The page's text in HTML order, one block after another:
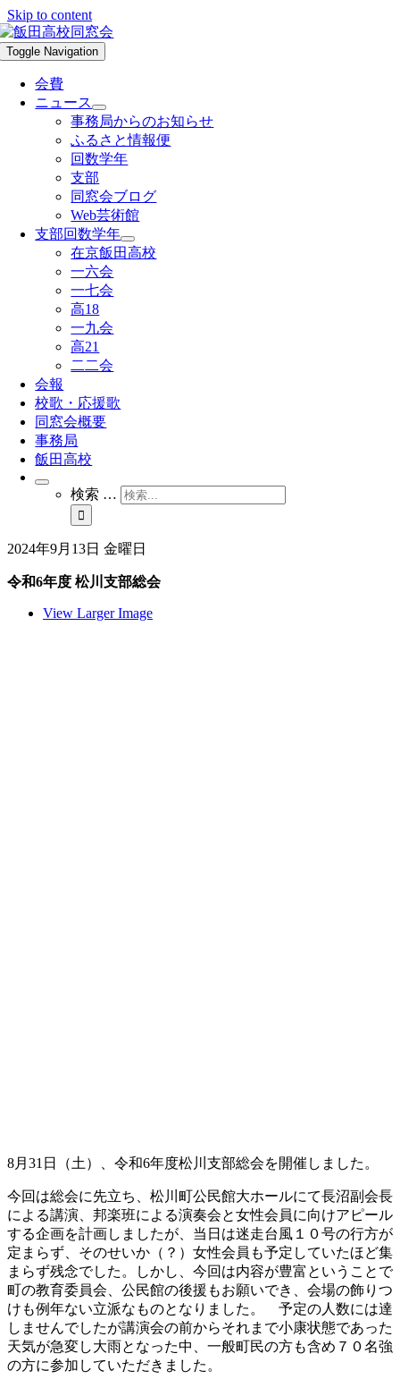
Skip to content
Toggle Navigation
会費
ニュース
事務局からのお知らせ
ふるさと情報便
回数学年
支部
同窓会ブログ
Web芸術館
支部回数学年
在京飯田高校
一六会
一七会
高18
一九会
高21
二二会
会報
校歌・応援歌
同窓会概要
事務局
飯田高校
検索 …
2024年9月13日 金曜日
令和6年度 松川支部総会
View Larger Image
8月31日（土）、令和6年度松川支部総会を開催しました。
今回は総会に先立ち、松川町公民館大ホールにて長沼副会長
による講演、邦楽班による演奏会と女性会員に向けアピール
する企画を計画しましたが、当日は迷走台風１０号の行方が
定まらず、そのせいか（？）女性会員も予定していたほど集
まらず残念でした。しかし、今回は内容が豊富ということで
町の教育委員会、公民館の後援もお願いでき、会場の飾りつ
けも例年ない立派なものとなりました。 予定の人数には達
しませんでしたが講演会の前からそれまで小康状態であった
天気が急変し大雨となった中、一般町民の方も含め７０名強
の方に参加していただきました。